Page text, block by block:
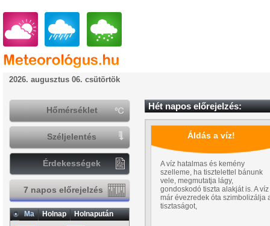
2026. augusztus 06. csütörtök
Hét napos előrejelzés:
Áldás a víz!
A víz hatalmas és kemény
szelleme, ha tisztelettel bánunk
vele, megmutatja lágy,
gondoskodó tiszta alakját is. A víz
már évezredek óta szimbolizálja
tisztaságot,
Hőmérséklet
Széljelentés
Érdekességek
7 napos előrejelzés
Ma Holnap Holnapután